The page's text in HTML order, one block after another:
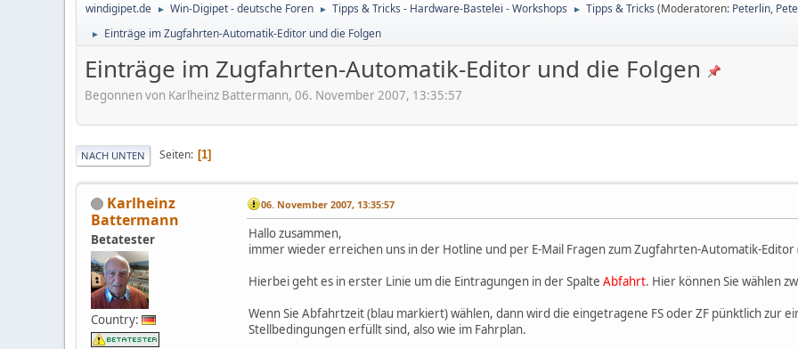
windigipet.de ► Win-Digipet - deutsche Foren ► Tipps & Tricks - Hardware-Bastelei - Workshops ► Tipps & Tricks (Moderatoren: Peterlin,
► Einträge im Zugfahrten-Automatik-Editor und die Folgen
Einträge im Zugfahrten-Automatik-Editor und die Folgen
Begonnen von Karlheinz Battermann, 06. November 2007, 13:35:57
NACH UNTEN Seiten 1
Karlheinz
Battermann
Betatester
Country:
06. November 2007, 13:35:57
Hallo zusammen,
immer wieder erreichen uns in der Hotline und per E-Mail Fragen zum Zugfahrten-Automatik-Editor
Hierbei geht es in erster Linie um die Eintragungen in der Spalte Abfahrt. Hier können Sie wählen
Wenn Sie Abfahrtzeit (blau markiert) wählen, dann wird die eingetragene FS oder ZF pünktlich zur
Stellbedingungen erfüllt sind, also wie im Fahrplan.